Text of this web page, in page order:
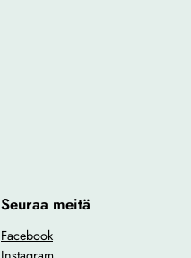
Seuraa meitä
Facebook